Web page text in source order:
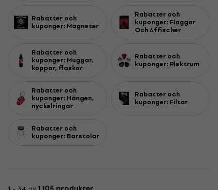
Rabatter och
kuponger: Magneter
Rabatter och
kuponger: Flaggor
Och Affischer
Rabatter och
kuponger: Muggar,
koppar, flaskor
Rabatter och
kuponger: Plektrum
Rabatter och
kuponger: Hängen,
nyckelringar
Rabatter och
kuponger: Filtar
Rabatter och
kuponger: Barstolar